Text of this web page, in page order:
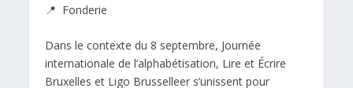
📍 Fonderie
Dans le contexte du 8 septembre, Journée
internationale de l’alphabétisation, Lire et Écrire
Bruxelles et Ligo Brusselleer s’unissent pour